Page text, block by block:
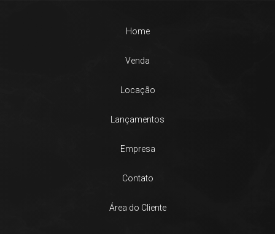
Home
Venda
Locação
Lançamentos
Empresa
Contato
Área do Cliente